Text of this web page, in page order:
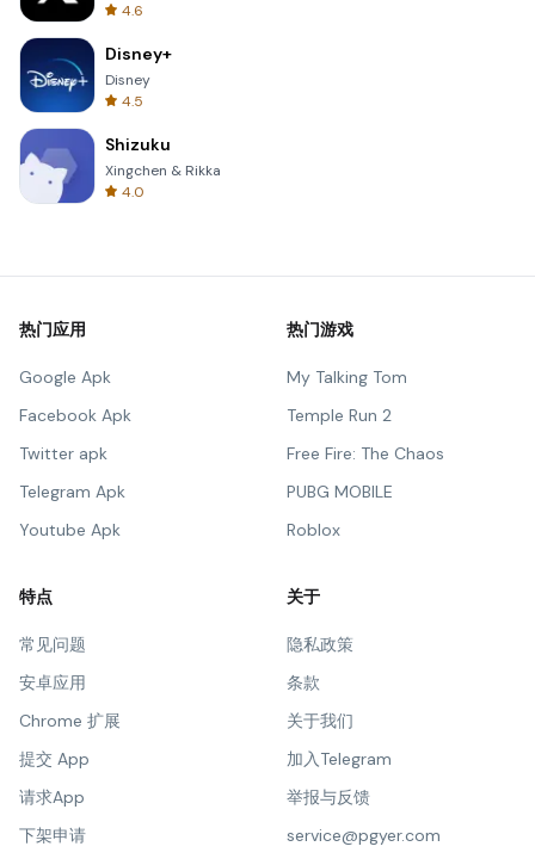
4.6
Disney+
Disney
4.5
Shizuku
Xingchen & Rikka
4.0
热门应用
Google Apk
Facebook Apk
Twitter apk
Telegram Apk
Youtube Apk
热门游戏
My Talking Tom
Temple Run 2
Free Fire: The Chaos
PUBG MOBILE
Roblox
特点
常见问题
安卓应用
Chrome 扩展
提交 App
请求App
下架申请
关于
隐私政策
条款
关于我们
加入Telegram
举报与反馈
service@pgyer.com